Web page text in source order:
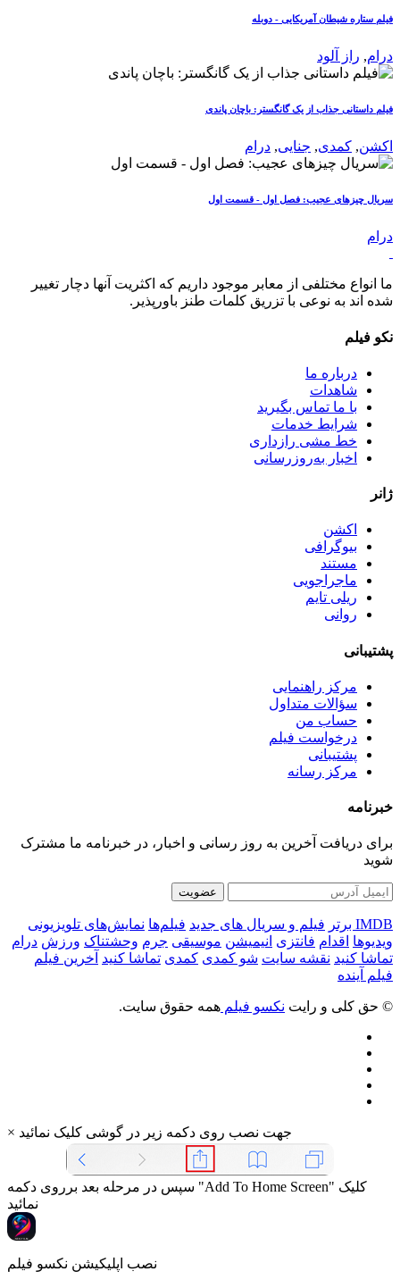
فیلم ستاره شیطان آمریکایی - دوبله
درام, راز آلود
فیلم داستانی جذاب از یک گانگستر: باچان پاندی
اکشن, کمدی, جنایی, درام
سریال چیزهای عجیب: فصل اول - قسمت اول
درام
ما انواع مختلفی از معابر موجود داریم که اکثریت آنها دچار تغییر
شده اند به نوعی با تزریق کلمات طنز باورپذیر.
نکو فیلم
درباره ما
شاهدات
با ما تماس بگیرید
شرایط خدمات
خط مشی رازداری
اخبار به‌روزرسانی
ژانر
اکشن
بیوگرافی
مستند
ماجراجویی
ریلی تایم
روانی
پشتیبانی
مرکز راهنمایی
سؤالات متداول
حساب من
درخواست فیلم
پشتیبانی
مرکز رسانه
خبرنامه
برای دریافت آخرین به روز رسانی و اخبار، در خبرنامه ما مشترک
شوید
عضویت
IMDB برتر فیلم و سریال های جدید فیلم‌ها نمایش‌های تلویزیونی
ویدیوها اقدام فانتزی انیمیشن موسیقی جرم وحشتناک ورزش درام
تماشا کنید نقشه سایت شو کمدی کمدی تماشا کنید آخرین فیلم
فیلم آینده
© حق کلی و رایت نکسو فیلم همه حقوق سایت.
× جهت نصب روی دکمه زیر در گوشی کلیک نمائید
سپس در مرحله بعد برروی دکمه "Add To Home Screen" کلیک
نمائید
نصب اپلیکیشن نکسو فیلم